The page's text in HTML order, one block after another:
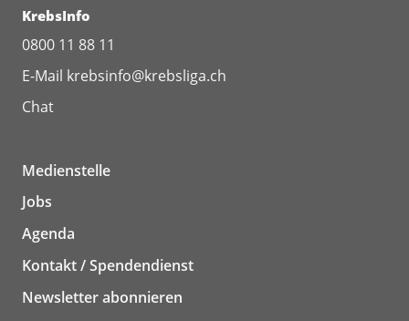
KrebsInfo
0800 11 88 11
E-Mail krebsinfo@krebsliga.ch
Chat
Medienstelle
Jobs
Agenda
Kontakt / Spendendienst
Newsletter abonnieren